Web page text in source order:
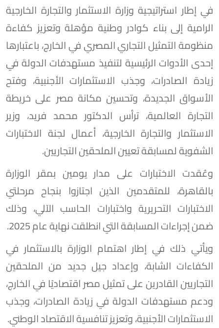
في إطار استراتيجية وزارة الاستثمار والتجارة الخارجية
الرامية إلى بناء كوادر وطنية مؤهلة وتعزيز كفاءة
منظومة التمثيل التجاري المصري في الخارج، باعتبارها
إحدى الأدوات الرئيسية لتنفيذ مستهدفات الدولة في
زيادة الصادرات، وجذب الاستثمارات الأجنبية، وفتح
الأسواق الجديدة، وتحسين مكانة مصر على خريطة
التجارة العالمية، ترأس الدكتور محمد فريد، وزير
الاستثمار والتجارة الخارجية، أعمال لجنة الاختبارات
الشفوية لمسابقة تعيين الملحقين التجاريين.
وعُقدت الاختبارات على مدار يومين بمقر الوزارة
بالقاهرة، للمتقدمين الذين اجتازوا بنجاح مرحلتي
الاختبارات التحريرية واختبارات الحاسب الآلي، وذلك
ضمن إجراءات المسابقة التي انطلقت نهاية عام 2025.
ويأتي ذلك في إطار اهتمام الوزارة بالاستثمار في
الكفاءات الشابة، وإعداد جيل جديد من الملحقين
التجاريين القادرين على تمثيل مصر اقتصاديًا في الخارج،
ودعم مستهدفات الدولة في زيادة الصادرات، وجذب
الاستثمارات الأجنبية، وتعزيز تنافسية الاقتصاد الوطني.